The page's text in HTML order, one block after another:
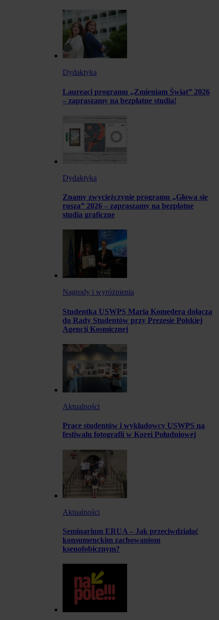
Dydaktyka
Laureaci programu „Zmieniam Świat” 2026
– zapraszamy na bezpłatne studia!
Dydaktyka
Znamy zwyciężczynie programu „Głowa się
rusza” 2026 – zapraszamy na bezpłatne
studia graficzne
Nagrody i wyróżnienia
Studentka USWPS Maria Komędera dołącza
do Rady Studentów przy Prezesie Polskiej
Agencji Kosmicznej
Aktualności
Prace studentów i wykładowcy USWPS na
festiwalu fotografii w Korei Południowej
Aktualności
Seminarium ERUA – Jak przeciwdziałać
konsumenckim zachowaniom
ksenofobicznym?